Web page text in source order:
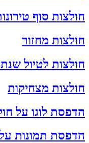
חולצות סוף
חולצות מחזור
חולצות לטיול
חולצות מצחיקות
הדפסת לוגו על
הדפסת תמונות